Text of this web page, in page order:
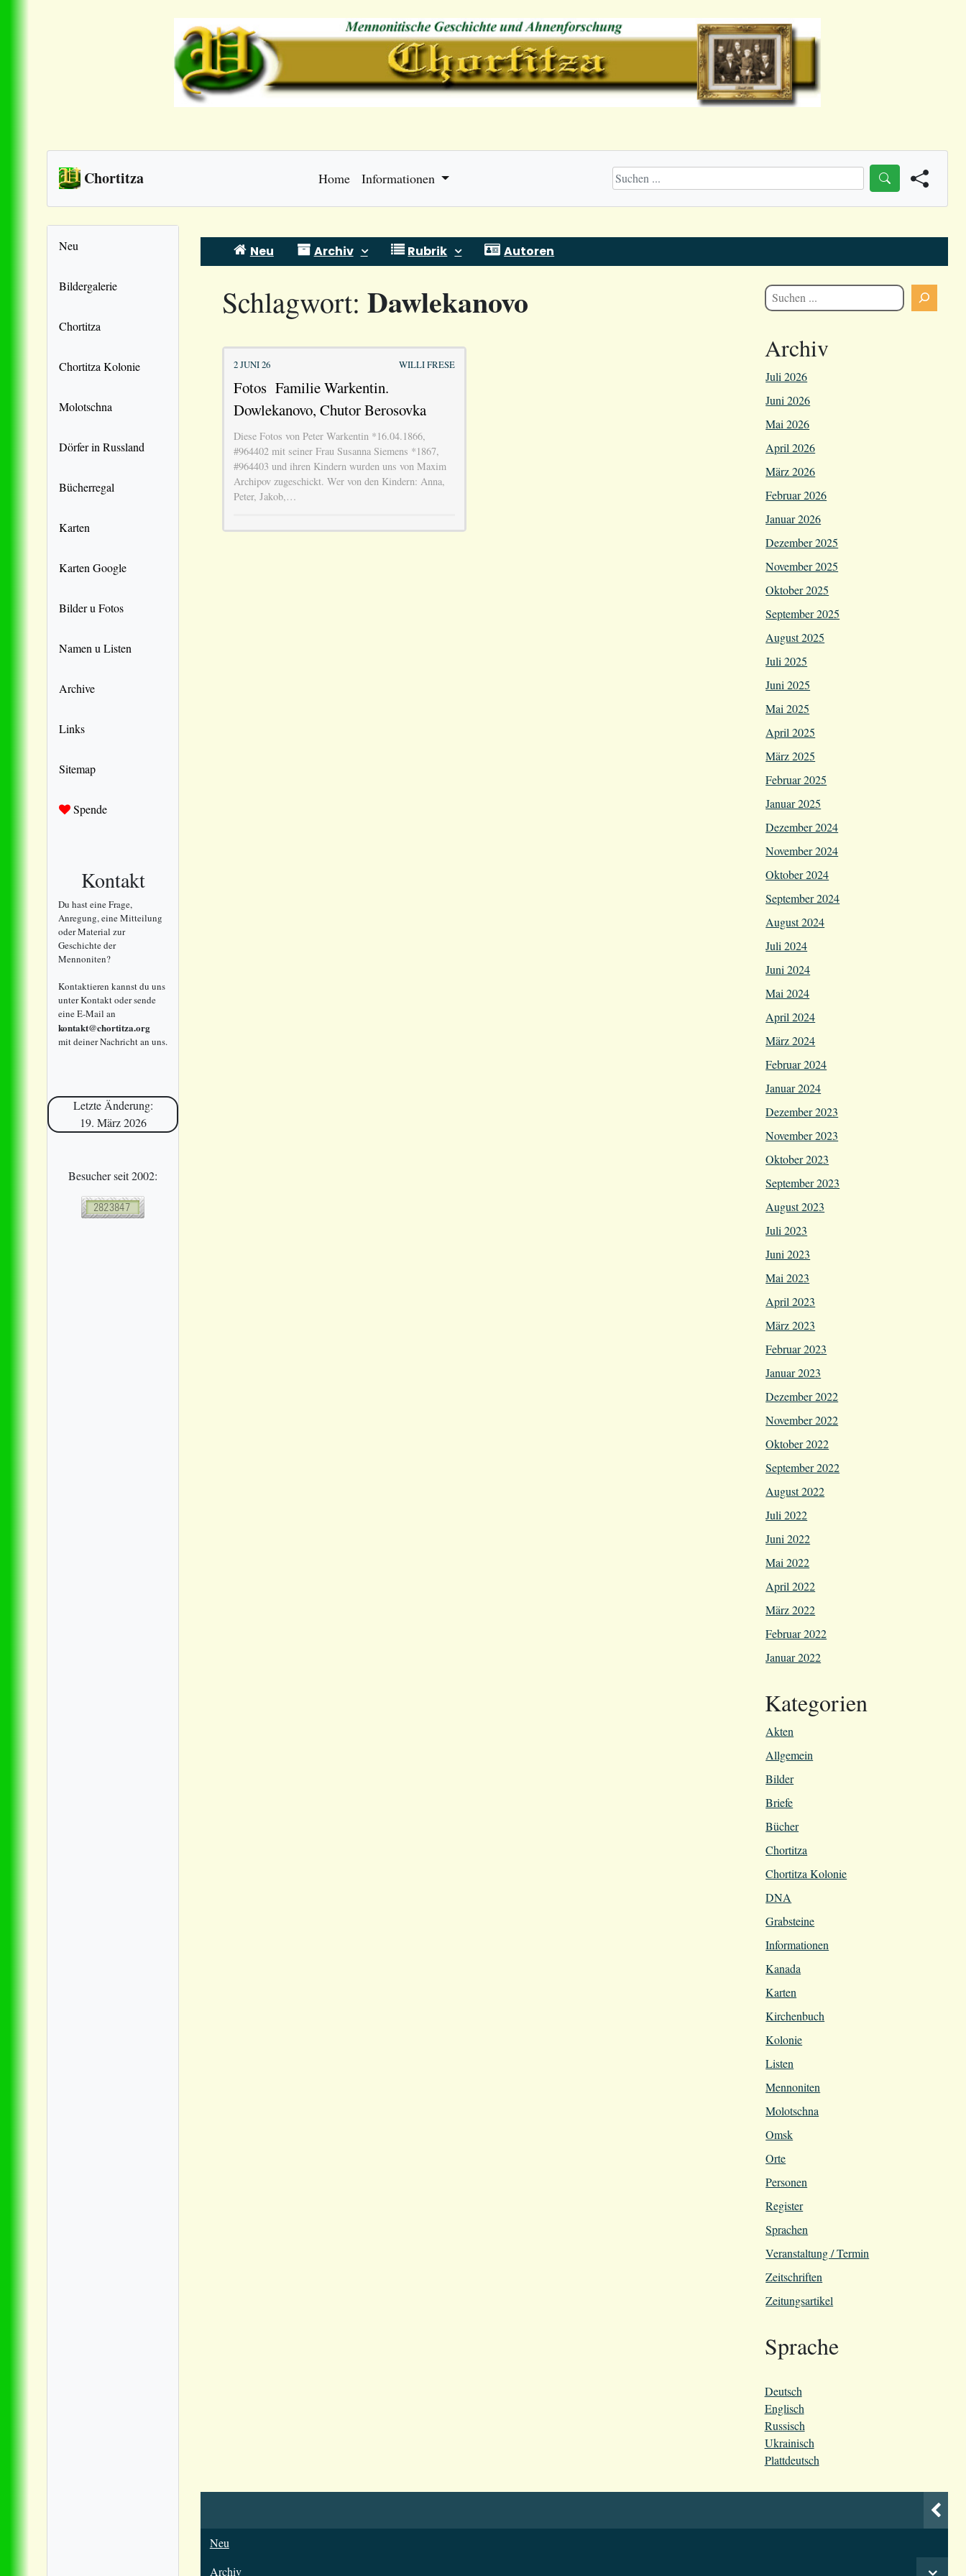
Chortitza Home Informationen
Neu
Bildergalerie
Chortitza
Chortitza Kolonie
Molotschna
Dörfer in Russland
Bücherregal
Karten
Karten Google
Bilder u Fotos
Namen u Listen
Archive
Links
Sitemap
Spende
Kontakt
Du hast eine Frage,
Anregung, eine Mitteilung
oder Material zur
Geschichte der
Mennoniten?
Kontaktieren kannst du uns
unter Kontakt oder sende
eine E-Mail an
kontakt@chortitza.org
mit deiner Nachricht an uns.
Letzte Änderung:
19. März 2026
Besucher seit 2002:
Skip
content
Neu Archiv Rubrik Autoren
Schlagwort: Dawlekanovo
2 JUNI 26 WILLI FRESE
Fotos Familie Warkentin.
Dowlekanovo, Chutor Berosovka
Diese Fotos von Peter Warkentin *16.04.1866,
#964402 mit seiner Frau Susanna Siemens *1867,
#964403 und ihren Kindern wurden uns von Maxim
Archipov zugeschickt. Wer von den Kindern: Anna,
Peter, Jakob,…
Archiv
Juli 2026
Juni 2026
Mai 2026
April 2026
März 2026
Februar 2026
Januar 2026
Dezember 2025
November 2025
Oktober 2025
September 2025
August 2025
Juli 2025
Juni 2025
Mai 2025
April 2025
März 2025
Februar 2025
Januar 2025
Dezember 2024
November 2024
Oktober 2024
September 2024
August 2024
Juli 2024
Juni 2024
Mai 2024
April 2024
März 2024
Februar 2024
Januar 2024
Dezember 2023
November 2023
Oktober 2023
September 2023
August 2023
Juli 2023
Juni 2023
Mai 2023
April 2023
März 2023
Februar 2023
Januar 2023
Dezember 2022
November 2022
Oktober 2022
September 2022
August 2022
Juli 2022
Juni 2022
Mai 2022
April 2022
März 2022
Februar 2022
Januar 2022
Kategorien
Akten
Allgemein
Bilder
Briefe
Bücher
Chortitza
Chortitza Kolonie
DNA
Grabsteine
Informationen
Kanada
Karten
Kirchenbuch
Kolonie
Listen
Mennoniten
Molotschna
Omsk
Orte
Personen
Register
Sprachen
Veranstaltung / Termin
Zeitschriften
Zeitungsartikel
Sprache
Deutsch
Englisch
Russisch
Ukrainisch
Plattdeutsch
Neu
Archiv